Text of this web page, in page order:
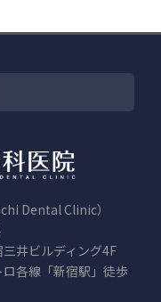
Dental Clinic）
井ビルディング4F
各線「新宿駅」徒歩